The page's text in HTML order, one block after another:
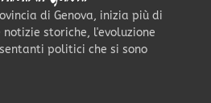
di Genova, inizia più di
storiche, l'evoluzione
politici che si sono